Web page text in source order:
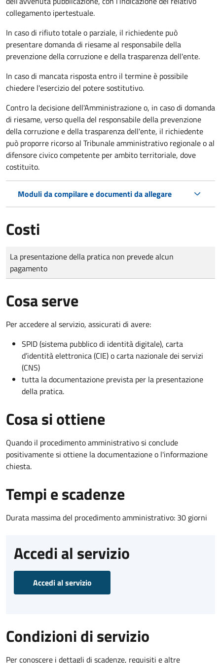
collegamento ipertestuale.
In caso di rifiuto totale o parziale, il richiedente può
presentare domanda di riesame al responsabile della
prevenzione della corruzione e della trasparenza dell'ente.
In caso di mancata risposta entro il termine è possibile
chiedere l'esercizio del potere sostitutivo.
Contro la decisione dell'Amministrazione o, in caso di domanda
di riesame, verso quella del responsabile della prevenzione
della corruzione e della trasparenza dell'ente, il richiedente
può proporre ricorso al Tribunale amministrativo regionale o al
difensore civico competente per ambito territoriale, dove
costituito.
Moduli da compilare e documenti da allegare
Costi
Tipo di pagamento
Importo
La presentazione della pratica non prevede alcun
pagamento
Cosa serve
Per accedere al servizio, assicurati di avere:
SPID (sistema pubblico di identità digitale), carta
d’identità elettronica (CIE) o carta nazionale dei servizi
(CNS)
tutta la documentazione prevista per la presentazione
della pratica.
Cosa si ottiene
Quando il procedimento amministrativo si conclude
positivamente si ottiene la documentazione o l'informazione
chiesta.
Tempi e scadenze
Durata massima del procedimento amministrativo: 30 giorni
Accedi al servizio
Accedi al servizio
Condizioni di servizio
Per conoscere i dettagli di scadenze, requisiti e altre